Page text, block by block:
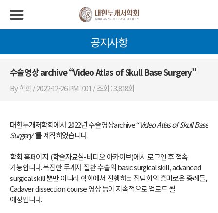
공지사항
수술영상 archive “Video Atlas of Skull Base Surgery”
By 학회 / 2022-12-26 PM 7:01 / 조회 : 3,818회
대한두개저학회에서 2022년 수술영상archive “VideoAtlas ofSkullBase
Surgery”를 제작하였습니다.
학회 홈페이지 (학술자료실-비디오 아카이브)에서 로그인 후 접속
가능합니다.복잡한 두개저 질환 수술의basic surgical skill, advanced
surgical skill뿐만 아니라 학회에서 진행하는 집담회의 흥미로운 증례들,
Cadaver dissection course영상 등이 지속적으로 업로드 될
예정입니다.